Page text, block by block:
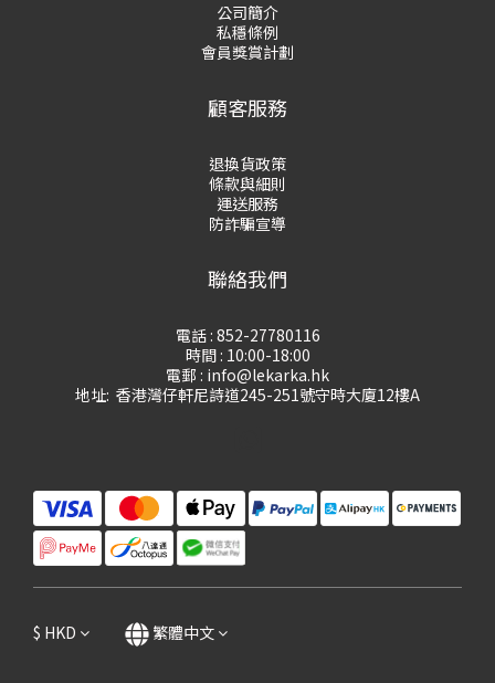
公司簡介
私穩條例
會員獎賞計劃
顧客服務
退換貨政策
條款與細則
運送服務
防詐騙宣導
聯絡我們
電話 : 852-27780116
時間 : 10:00-18:00
電郵 : info@lekarka.hk
地址: 香港灣仔軒尼詩道245-251號守時大廈12樓A
$ HKD 繁體中文